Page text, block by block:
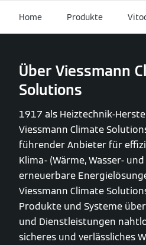
Home Produkte
Über Viessmann
Solutions
1917 als Heiztechnik-
Viessmann Climate
führender Anbieter für
Klima- (Wärme, Wasser-
erneuerbare
Viessmann Climate
Produkte und Systeme
und Dienstleistungen
sicheres und verlässliches